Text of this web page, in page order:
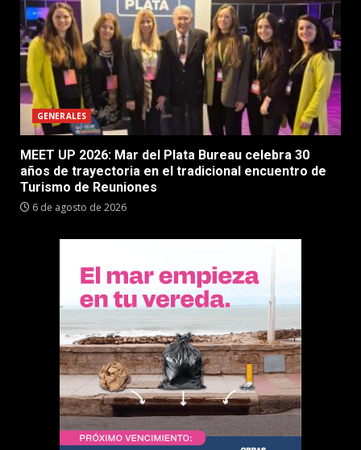
GENERALES
MEET UP 2026: Mar del Plata Bureau celebra 30
años de trayectoria en el tradicional encuentro de
Turismo de Reuniones
6 de agosto de 2026